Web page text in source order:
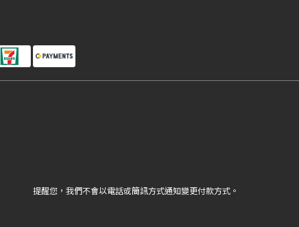
提醒您，我們不會以電話或簡訊方式通知變更付款方式。